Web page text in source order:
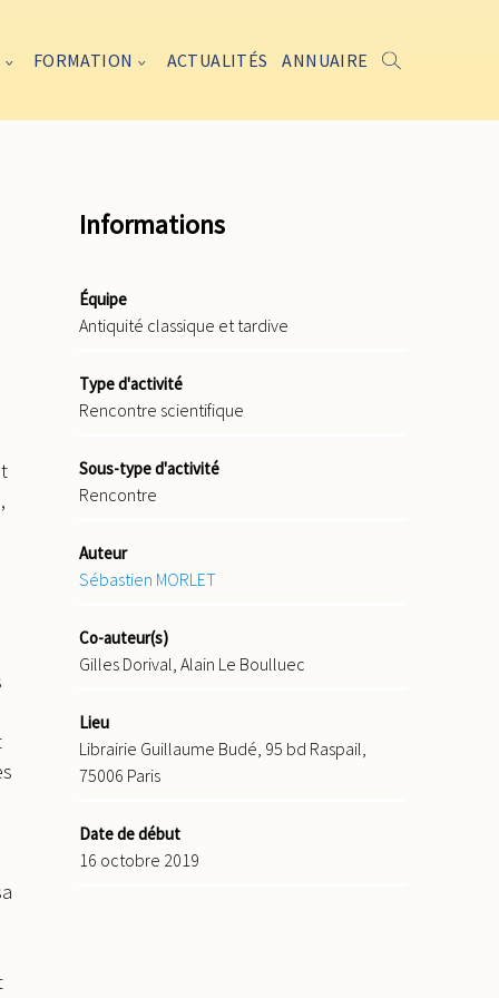
FORMATION ACTUALITÉS ANNUAIRE
Informations
Équipe
Antiquité classique et tardive
Type d'activité
Rencontre scientifique
Sous-type d'activité
Rencontre
Auteur
Sébastien MORLET
Co-auteur(s)
Gilles Dorival, Alain Le Boulluec
Lieu
Librairie Guillaume Budé, 95 bd Raspail,
75006 Paris
Date de début
16 octobre 2019